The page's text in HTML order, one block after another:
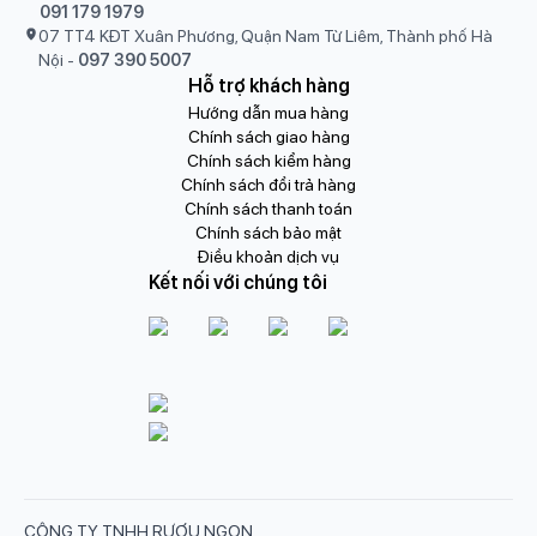
091 179 1979
07 TT4 KĐT Xuân Phương, Quận Nam Từ Liêm, Thành phố Hà
Nội - 097 390 5007
Hỗ trợ khách hàng
Hướng dẫn mua hàng
Chính sách giao hàng
Chính sách kiểm hàng
Chính sách đổi trả hàng
Chính sách thanh toán
Chính sách bảo mật
Điều khoản dịch vụ
Kết nối với chúng tôi
CÔNG TY TNHH RƯỢU NGON